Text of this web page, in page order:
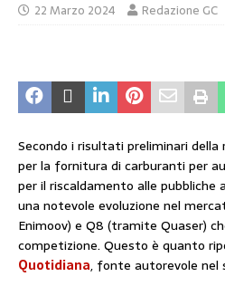
22 Marzo 2024 Redazione GC
Secondo i risultati preliminari della
per la fornitura di carburanti per
per il riscaldamento alle pubbliche
una notevole evoluzione nel
Enimoov) e Q8 (tramite Quaser)
competizione. Questo è quanto
Quotidiana, fonte autorevole nel